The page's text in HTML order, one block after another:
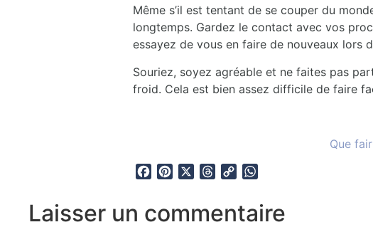
Même s’il est tentant de se couper du
longtemps. Gardez le contact avec vos
essayez de vous en faire de nouveaux lors
Souriez, soyez agréable et ne faites pas
froid. Cela est bien assez difficile de faire
Que
Facebook
Pinterest Threads
Copy
Laisser un commentaire